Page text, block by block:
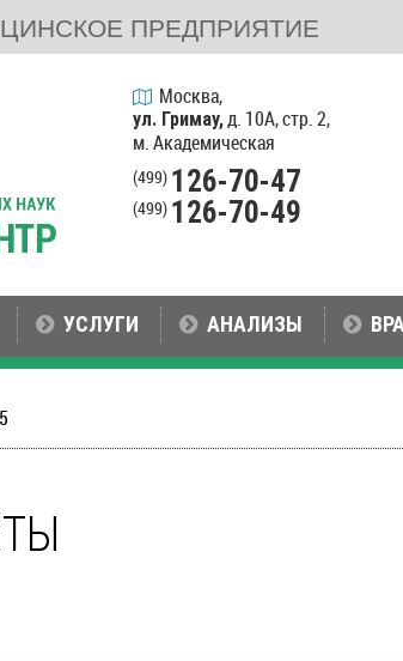
ПРЕДПРИЯТИЕ
Москва,
ул. Гримау,д. 10А, стр. 2,
м. Академическая
(499) 126-70-47
(499) 126-70-49
УСЛУГИ АНАЛИЗЫ